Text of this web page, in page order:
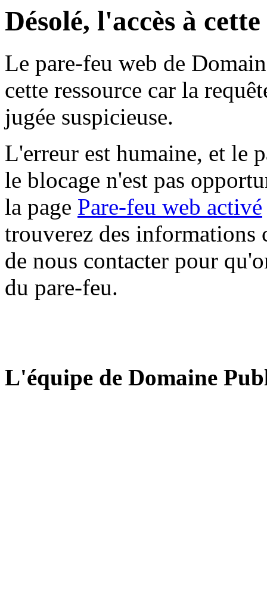
Désolé, l'accès à
Le pare-feu web de
cette ressource car la
jugée suspicieuse.
L'erreur est humaine, et le
le blocage n'est pas
la page Pare-feu web activé
trouverez des informations
de nous contacter pour
du pare-feu.
L'équipe de Domaine